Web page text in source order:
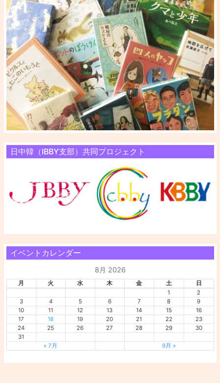
日中韓（IBBY支部）共同プロジェクト
イベントカレンダー
8月 2026
月 火 水 木 金 土
日
1
2
3
4 5 6 7 8
9
10
11 12 13 14 15
16
17
18 19 20 21 22
23
24
25 26 27 28 29
30
31
« 7月
9月 »